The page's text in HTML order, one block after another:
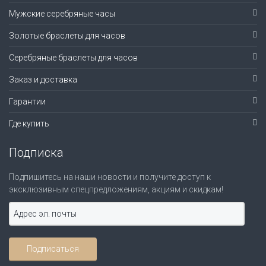
Мужские серебряные часы
Золотые браслеты для часов
Серебряные браслеты для часов
Заказ и доставка
Гарантии
Где купить
Подписка
Подпишитесь на наши новости и получите доступ к
эксклюзивным спецпредложениям, акциям и скидкам!